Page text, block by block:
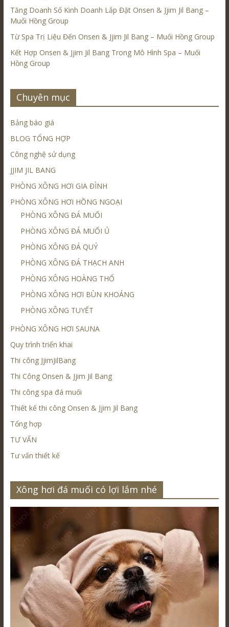
Tăng Doanh Số Kinh Doanh Lắp Đặt Onsen & Jjim Jil Bang –
Muối Hồng Group
Từ Spa Trị Liệu Đến Onsen & Jjim Jil Bang – Muối Hồng Group
Kết Hợp Onsen & Jjim Jil Bang Trong Mô Hình Spa – Muối
Hồng Group
Chuyên mục
Bảng báo giá
BLOG TỔNG HỢP
Công nghệ sử dụng
JJIM JIL BANG
PHÒNG XÔNG HƠI GIA ĐÌNH
PHÒNG XÔNG HƠI HỒNG NGOẠI
PHÒNG XÔNG ĐÁ MUỐI
PHÒNG XÔNG ĐÁ MUỐI Ủ
PHÒNG XÔNG ĐÁ QUÝ
PHÒNG XÔNG ĐÁ THẠCH ANH
PHÒNG XÔNG HOÀNG THỔ
PHÒNG XÔNG HƠI BÙN KHOÁNG
PHÒNG XÔNG TUYẾT
PHÒNG XÔNG HƠI SAUNA
Quy trình triển khai
Thi công JjimJilBang
Thi Công Onsen & Jjim Jil Bang
Thi công spa đá muối
Thiết kế thi công Onsen & Jjim Jil Bang
Tổng hợp
TƯ VẤN
Tư vấn thiết kế
Xông hơi đá muối có lợi lắm nhé